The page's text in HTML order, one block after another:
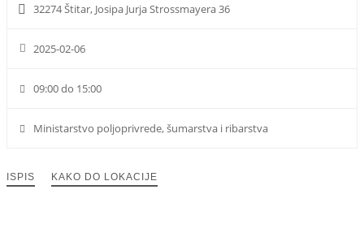
32274 Štitar, Josipa Jurja Strossmayera 36
2025-02-06
09:00 do 15:00
Ministarstvo poljoprivrede, šumarstva i ribarstva
ISPIS KAKO DO LOKACIJE